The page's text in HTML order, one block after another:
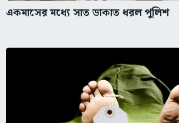
একমাসের মধ্যে সাত ডাকাত ধরল পুলিশ